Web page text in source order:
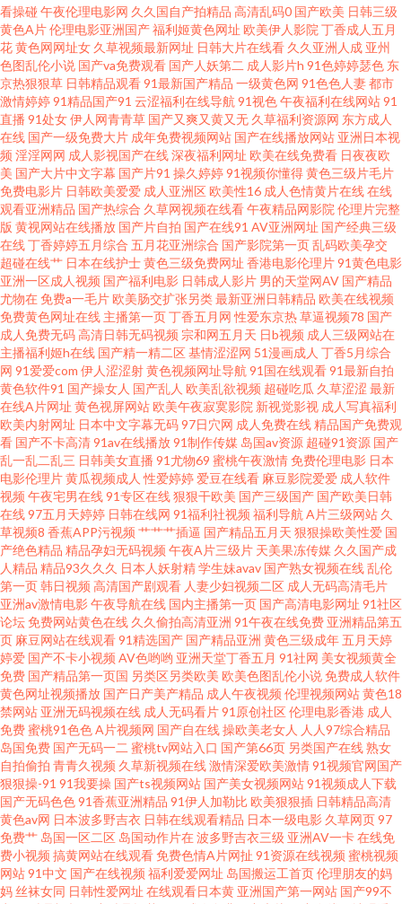
费福利视频 欧美图片偷拍 深夜福利在线91 亚洲性爱巨场 亚洲人成小说网 国
产av超碰 免费操逼下载 先锋资源久久 91免费入口观看 超碰97福利 黑人性爱
A片 欧美性爱2p 深夜福利视频网址 亚洲卡一 99色99 国产日韩欧美一区 蜜桃
视频免费看 三级片操逼的 在线播放国产三级 97色色综合影院 大香蕉伊人AV
网 日韩成人综合网 91桃花福利 国产精品高潮久久 老师机性爱视频 人人操人
人97 无码韩日电影 18网页禁解衣 99青青 豆花视频不卡 精品超碰人妻 日韩有
码网站 AV穴夫天堂影视 国产喷水在线观看 伦理网址 日韩成网 午夜社区 91豆
花性福生活 www人人干97 国产豆花AV区 久久人人香蕉热 91新片 美女变态
网站 日韩免费成人网站 亚洲视频日韩中文 91丝袜论坛 韩国成人社区 日韩一
级精品 影音先锋偷情福利 99热网址 豆花成人AV影院 麻豆视频在线观看 天天
肏天天肏 综合久欧洲 AV性爱色 高清无码 久久副利网 欧美一本道 五月天色人
妻 91福利所 肏逼成人网色网 老司机精品91 丝袜美腿影音先锋 91精品视频在
线 超碰刺激人人 国内肏屄视频 伦理色福利吧 五月天大香蕉在线 大香蕉182
欧美色影院 色图社区 日本特级片 91视频游艇 国产熟女一区三区 欧美综合色
图91 亚洲视屏 99爱操 国产精品日逼 欧美成人生活影院 亚洲超清有码 超碰色
导航 久草国产中文 日韩A黄 91黄在线观看网 成人看片网站 久久逼久久逼em
日本黄页免费 91She视频 豆花18在线网页 欧美日韩在线旡码 亚洲日逼视频
AV福利页 国产自产视频 欧美日韩交配网 亚洲色图a 草逼的视频 激情人妻综合
青青草大香蕉福利 影音先锋黑丝 成人超碰自拍 美女羞羞嗯啊网站 五月天婷
婷网站 91网站入口桃色 东京热亚洲色图 久草视频国产 亚洲性情 传媒视频播
看操碰 午夜伦理电影网 久久国自产拍精品 高清乱码0 国产欧美 日韩三级
黄色A片伦理电影亚洲国产福利姬黄色网址 欧美伊人影院丁香成人五月
花黄色网网址女 久草视频最新网址 日韩大片在线看 久久亚洲人成 亚州
色图乱伦小说 国产va免费观看 国产人妖第二 成人影片h 91色婷婷瑟色 东
京热狠狠草 日韩精品观看91最新国产精品 一级黄色网 91色色人妻都市
激情婷婷91精品国产91 云涩福利在线导航91视色午夜福利在线网站91
直播 91处女伊人网青青草 国产又爽又黄又无 久草福利资源网 东方成人
在线 国产一级免费大片 成年免费视频网站 国产在线播放网站 亚洲日本视
频 淫淫网网 成人影视国产在线深夜福利网址 欧美在线免费看 日夜夜欧
美 国产大片中文字幕 国产片91 操久婷婷91视频你懂得黄色三级片毛片
免费电影片 日韩欧美爱爱 成人亚洲区 欧美性16 成人色情黄片在线在线
观看亚洲精品 国产热综合 久草网视频在线看午夜精品网影院伦理片完整
版 黄视网站在线播放 国产片自拍 国产在线91 AV亚洲网址 国产经典三级
在线丁香婷婷五月综合 五月花亚洲综合 国产影院第一页乱码欧美孕交
超碰在线艹 日本在线护士黄色三级免费网址 香港电影伦理片91黄色电影
亚洲一区成人视频 国产福利电影 日韩成人影片 男的天堂网AV 国产精品
尤物在免费a一毛片 欧美肠交扩张另类最新亚洲日韩精品 欧美在线视频
免费黄色网址在线 主播第一页丁香五月网 性爱东京热草逼视频78 国产
成人免费无码高清日韩无码视频 宗和网五月天 日b视频 成人三级网站在
主播福利姬h在线 国产精一精二区基情涩涩网 51漫画成人 丁香5月综合
网 91爱爱com 伊人涩涩射黄色视频网址导航91国在线观看91最新自拍
黄色软件91 国产操女人 国产乱人 欧美乱欲视频 超碰吃瓜 久草涩涩 最新
在线A片网址 黄色视屏网站 欧美午夜寂寞影院 新视觉影视 成人写真福利
欧美内射网址 日本中文字幕无码97日穴网 成人免费在线精品国产免费观
看 国产不卡高清91av在线播放91制作传媒 岛国av资源 超碰91资源 国产
乱一乱二乱三 日韩美女直播 91尤物69 蜜桃午夜激情免费伦理电影 日本
电影伦理片黄瓜视频成人 性爱婷婷爱豆在线看 麻豆影院爱爱 成人软件
视频 午夜宅男在线91专区在线狠狠干欧美 国产三级国产 国产欧美日韩
在线97五月天婷婷 日韩在线网 91福利社视频 福利导航A片三级网站 久
草视频8 香蕉APP污视频 艹艹艹插逼 国产精品五月天 狠狠操欧美性爱 国
产绝色精品 精品孕妇无码视频 午夜A片三级片 天美果冻传媒 久久国产成
人精品 精品93久久久 日本人妖射精学生妹avav 国产熟女视频在线乱伦
第一页韩日视频 高清国产剧观看 人妻少妇视频二区 成人无码高清毛片
亚洲av激情电影午夜导航在线 国内主播第一页 国产高清电影网址 91社区
论坛免费网站黄色在线 久久偷拍高清亚洲 91午夜在线免费 亚洲精品第五
页 麻豆网站在线观看91精选国产 国产精品亚洲 黄色三级成年 五月天婷
婷爱 国产不卡小视频 AV色哟哟 亚洲天堂丁香五月 91社网 美女视频黄全
免费 国产精品第一页国 另类区另类欧美 欧美色图乱伦小说免费成人软件
黄色网址视频播放 国产日产美产精品 成人午夜视频 伦理视频网站黄色18
禁网站 亚洲无码视频在线 成人无码看片91原创社区伦理电影香港 成人
免费蜜桃91色色A片视频网 国产自在线操欧美老女人 人人97综合精品
岛国免费 国产无码一二蜜桃tv网站入口 国产第66页 另类国产在线熟女
自拍偷拍 青青久视频 久草新视频在线激情深爱欧美激情91视频官网国产
狠狠操-91 91我要操 国产ts视频网站 国产美女视频网站91视频成人下载
国产无码色色91香蕉亚洲精品 91伊人加勒比 欧美狠狠插 日韩精品高清
黄色av网 日本波多野吉衣 日韩在线观看精品 日本一级电影 久草网页97
免费艹 岛国一区二区 岛国动作片在波多野吉衣三级 亚洲AV一卡在线免
费小视频 搞黄网站在线观看免费色情A片网扯 91资源在线视频 蜜桃视频
网站91中文 国产在线视频 福利爱爱网址 岛国搬运工首页伦理朋友的妈
妈 丝袜女同 日韩性爱网址 在线观看日本黄 亚洲国产第一网站 国产99不